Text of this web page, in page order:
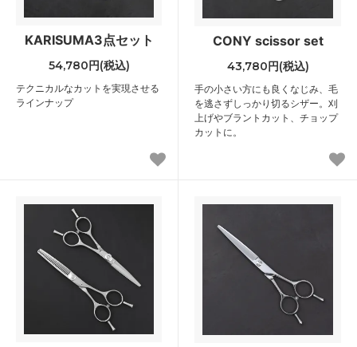
KARISUMA3点セット
54,780円(税込)
テクニカルなカットを実現させる
ラインナップ
CONY scissor set
43,780円(税込)
手の小さい方にも良くなじみ、毛
を逃さずしっかり切るシザー。刈
上げやブラントカット、チョップ
カットに。